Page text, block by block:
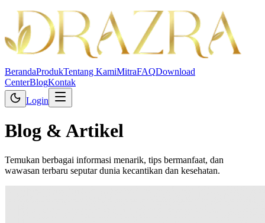
BerandaProdukTentang KamiMitraFAQDownload
CenterBlogKontak
Login
Blog & Artikel
Temukan berbagai informasi menarik, tips bermanfaat, dan
wawasan terbaru seputar dunia kecantikan dan kesehatan.